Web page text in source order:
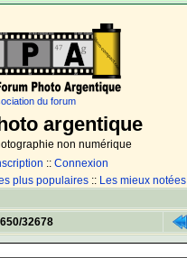
du forum
argentique
non numérique
:: Connexion
plus populaires :: Les mieux notées
32678